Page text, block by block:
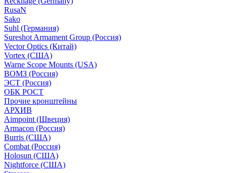
RusaN
Sako
Suhl (Германия)
Sureshot Armament Group (Россия)
Vector Optics (Китай)
Vortex (США)
Warne Scope Mounts (USA)
ВОМЗ (Россия)
ЭСТ (Россия)
ОБК РОСТ
Прочие кронштейны
АРХИВ
Aimpoint (Швеция)
Armacon (Россия)
Burris (США)
Combat (Россия)
Holosun (США)
Nightforce (США)